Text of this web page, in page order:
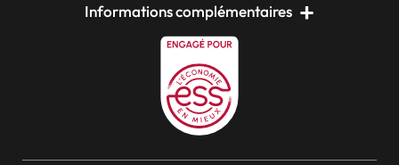
Informations complémentaires